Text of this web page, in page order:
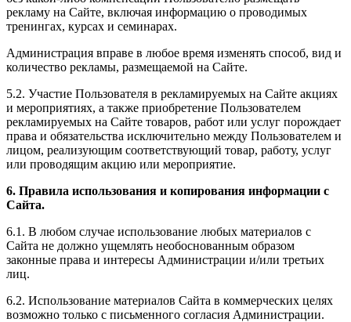
рекламу на Сайте, включая информацию о проводимых
тренингах, курсах и семинарах.
Администрация вправе в любое время изменять способ, вид и
количество рекламы, размещаемой на Сайте.
5.2. Участие Пользователя в рекламируемых на Сайте акциях
и мероприятиях, а также приобретение Пользователем
рекламируемых на Сайте товаров, работ или услуг порождает
права и обязательства исключительно между Пользователем и
лицом, реализующим соответствующий товар, работу, услуг
или проводящим акцию или мероприятие.
6. Правила использования и копирования информации с
Сайта.
6.1. В любом случае использование любых материалов с
Сайта не должно ущемлять необоснованным образом
законные права и интересы Администрации и/или третьих
лиц.
6.2. Использование материалов Сайта в коммерческих целях
возможно только с письменного согласия Администрации.